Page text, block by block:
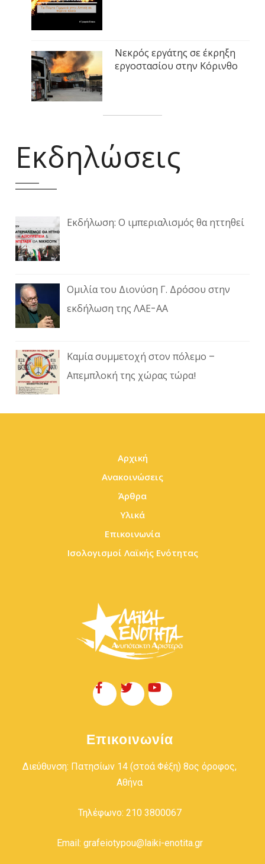
Νεκρός εργάτης σε έκρηξη
εργοστασίου στην Κόρινθο
Εκδηλώσεις
Εκδήλωση: Ο ιμπεριαλισμός θα ηττηθεί
Ομιλία του Διονύση Γ. Δρόσου στην
εκδήλωση της ΛΑΕ-ΑΑ
Καμία συμμετοχή στον πόλεμο –
Απεμπλοκή της χώρας τώρα!
Αρχική
Ανακοινώσεις
Άρθρα
Υλικά
Επικοινωνία
Ισολογισμοί Λαϊκής Ενότητας
Επικοινωνία
Διεύθυνση: Πατησίων 14 (στοά Φέξη) 8ος όροφος,
Αθήνα
Τηλέφωνο: 210 3800067
Email: grafeiotypou@laiki-enotita.gr